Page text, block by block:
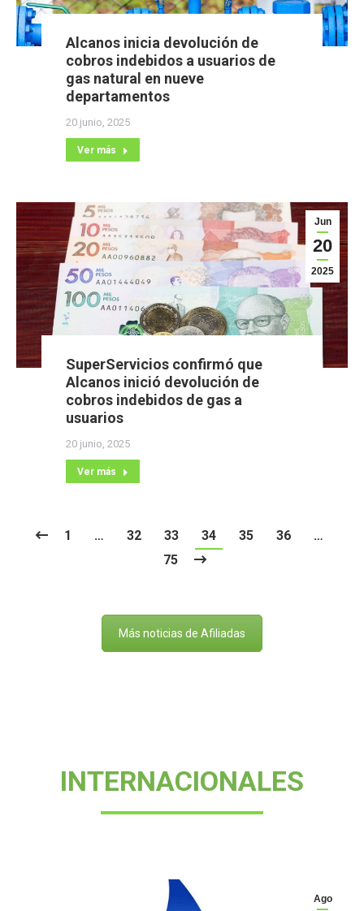
Alcanos inicia devolución de
cobros indebidos a usuarios de
gas natural en nueve
departamentos
20 junio, 2025
Ver más
Jun
20
2025
SuperServicios confirmó que
Alcanos inició devolución de
cobros indebidos de gas a
usuarios
20 junio, 2025
Ver más
1 … 32 33 34 35 36
…
75
Más noticias de Afiliadas
INTERNACIONALES
Ago